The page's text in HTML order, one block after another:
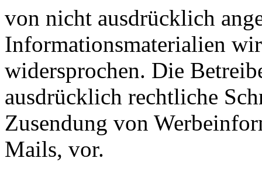
von nicht ausdrücklich
Informationsmaterialien
widersprochen. Die
ausdrücklich rechtliche
Zusendung von
Mails, vor.